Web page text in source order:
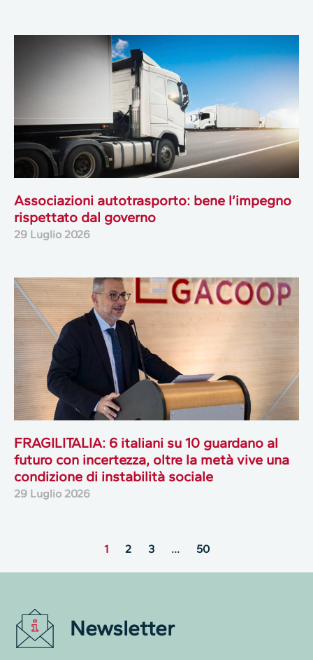
Associazioni autotrasporto: bene l’impegno
rispettato dal governo
29 Luglio 2026
FRAGILITALIA: 6 italiani su 10 guardano al
futuro con incertezza, oltre la metà vive una
condizione di instabilità sociale
29 Luglio 2026
1 2 3 … 50
Newsletter